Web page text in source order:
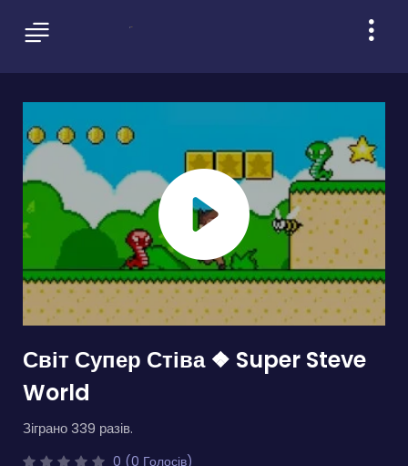
Світ Супер Стіва ❖ Super Steve
World
Зіграно 339 разів.
0 (0 Голосів)